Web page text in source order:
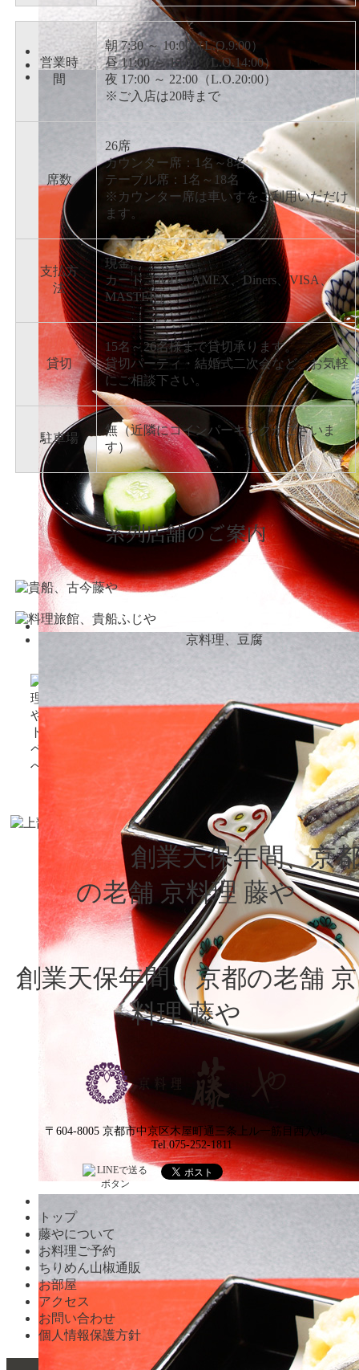
営業時
間
朝 7:30 ～ 10:00（L.O.9:00）
昼 11:00 ～ 15:00（L.O.14:00）
夜 17:00 ～ 22:00（L.O.20:00）
※ご入店は20時まで
席数
26席
カウンター席：1名～8名
テーブル席：1名～18名
※カウンター席は車いすをご利用いただけ
ます。
支払方
法
現金
カード（JCB、AMEX、Diners、VISA、
MASTER）
貸切
15名～26名様まで貸切承ります。
貸切パーティ・結婚式二次会など、お気軽
にご相談下さい。
駐車場
無（近隣にコインパーキングがございま
す）
系列店舗のご案内
創業天保年間、京
の老舗 京料理 藤や
創業天保年間、京都の老舗 京
料理 藤や
〒604-8005 京都市中京区木屋町通三条上ル一筋目西入ル
Tel.075-252-1811
トップ
藤やについて
お料理ご予約
ちりめん山椒通販
お部屋
アクセス
お問い合わせ
個人情報保護方針